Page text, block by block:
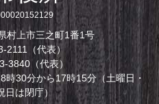
上市三之町1番1号
2111（代表）
3840（代表）
時30分から17時15分（土曜日・
日は閉庁）